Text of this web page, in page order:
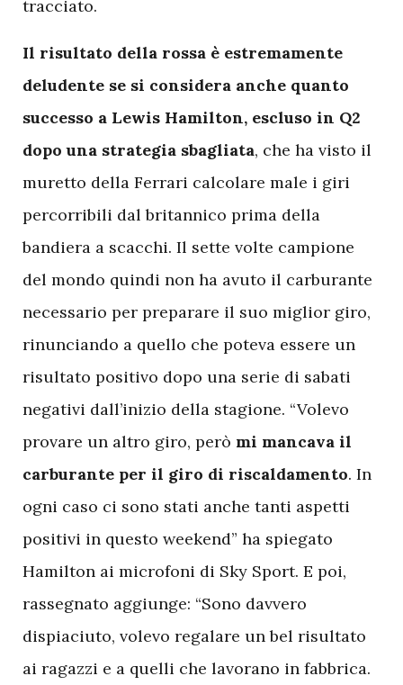
tracciato.
Il risultato della rossa è estremamente
deludente se si considera anche quanto
successo a Lewis Hamilton, escluso in Q2
dopo una strategia sbagliata, che ha visto il
muretto della Ferrari calcolare male i giri
percorribili dal britannico prima della
bandiera a scacchi. Il sette volte campione
del mondo quindi non ha avuto il carburante
necessario per preparare il suo miglior giro,
rinunciando a quello che poteva essere un
risultato positivo dopo una serie di sabati
negativi dall’inizio della stagione. “Volevo
provare un altro giro, però mi mancava il
carburante per il giro di riscaldamento. In
ogni caso ci sono stati anche tanti aspetti
positivi in questo weekend” ha spiegato
Hamilton ai microfoni di Sky Sport. E poi,
rassegnato aggiunge: “Sono davvero
dispiaciuto, volevo regalare un bel risultato
ai ragazzi e a quelli che lavorano in fabbrica.